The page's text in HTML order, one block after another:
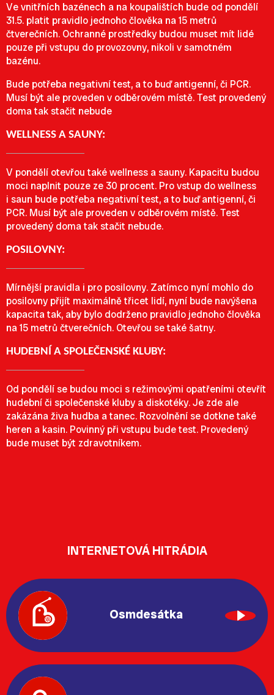
Ve vnitřních bazénech a na koupalištích bude od pondělí
31.5. platit pravidlo jednoho člověka na 15 metrů
čtverečních. Ochranné prostředky budou muset mít lidé
pouze při vstupu do provozovny, nikoli v samotném
bazénu.
Bude potřeba negativní test, a to buď antigenní, či PCR.
Musí být ale proveden v odběrovém místě. Test provedený
doma tak stačit nebude
WELLNESS A SAUNY:
V pondělí otevřou také wellness a sauny. Kapacitu budou
moci naplnit pouze ze 30 procent. Pro vstup do wellness
i saun bude potřeba negativní test, a to buď antigenní, či
PCR. Musí být ale proveden v odběrovém místě. Test
provedený doma tak stačit nebude.
POSILOVNY:
Mírnější pravidla i pro posilovny. Zatímco nyní mohlo do
posilovny přijít maximálně třicet lidí, nyní bude navýšena
kapacita tak, aby bylo dodrženo pravidlo jednoho člověka
na 15 metrů čtverečních. Otevřou se také šatny.
HUDEBNÍ A SPOLEČENSKÉ KLUBY:
Od pondělí se budou moci s režimovými opatřeními otevřít
hudební či společenské kluby a diskotéky. Je zde ale
zakázána živa hudba a tanec. Rozvolnění se dotkne také
heren a kasin. Povinný při vstupu bude test. Provedený
bude muset být zdravotníkem.
INTERNETOVÁ HITRÁDIA
Osmdesátka